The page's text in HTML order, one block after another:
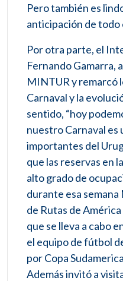
Pero también es
anticipación de todo
Por otra parte, el
Fernando Gamarra,
MINTUR y remarcó
Carnaval y la
sentido, “hoy
nuestro Carnaval es
importantes del
que las reservas en
alto grado de
durante esa
de Rutas de
que se lleva a cabo
el equipo de fútbol
por Copa
Además invitó a